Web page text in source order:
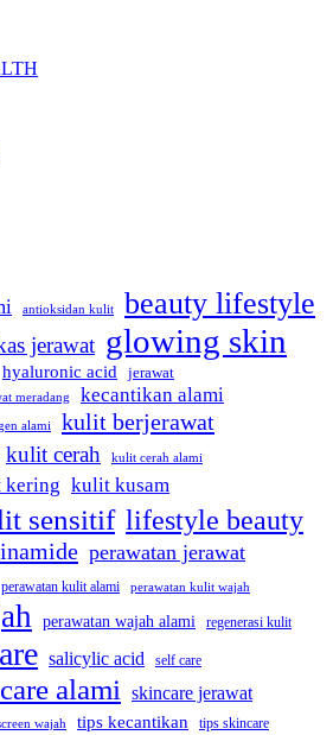
antioksidan kulit beauty lifestyle
jerawat glowing skin
hyaluronic acid jerawat
meradang kecantikan alami
alami kulit berjerawat
kulit cerah kulit cerah alami
kulit kusam
sensitif lifestyle beauty
perawatan jerawat
perawatan kulit alami perawatan kulit wajah
perawatan wajah alami regenerasi kulit
salicylic acid self care
alami skincare jerawat
wajah tips kecantikan tips skincare